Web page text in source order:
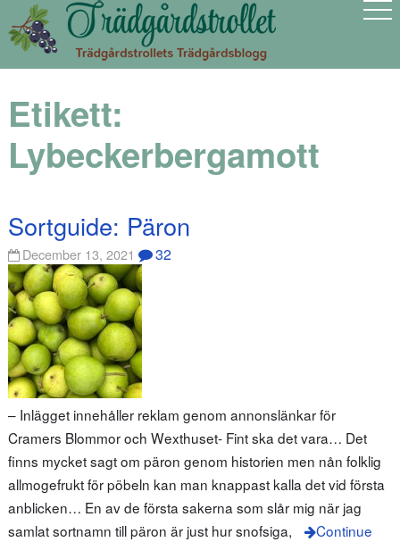
Etikett:
Lybeckerbergamott
Sortguide: Päron
December 13, 2021 32
– Inlägget innehåller reklam genom annonslänkar för
Cramers Blommor och Wexthuset- Fint ska det vara… Det
finns mycket sagt om päron genom historien men nån folklig
allmogefrukt för pöbeln kan man knappast kalla det vid första
anblicken… En av de första sakerna som slår mig när jag
samlat sortnamn till päron är just hur snofsiga,
Continue